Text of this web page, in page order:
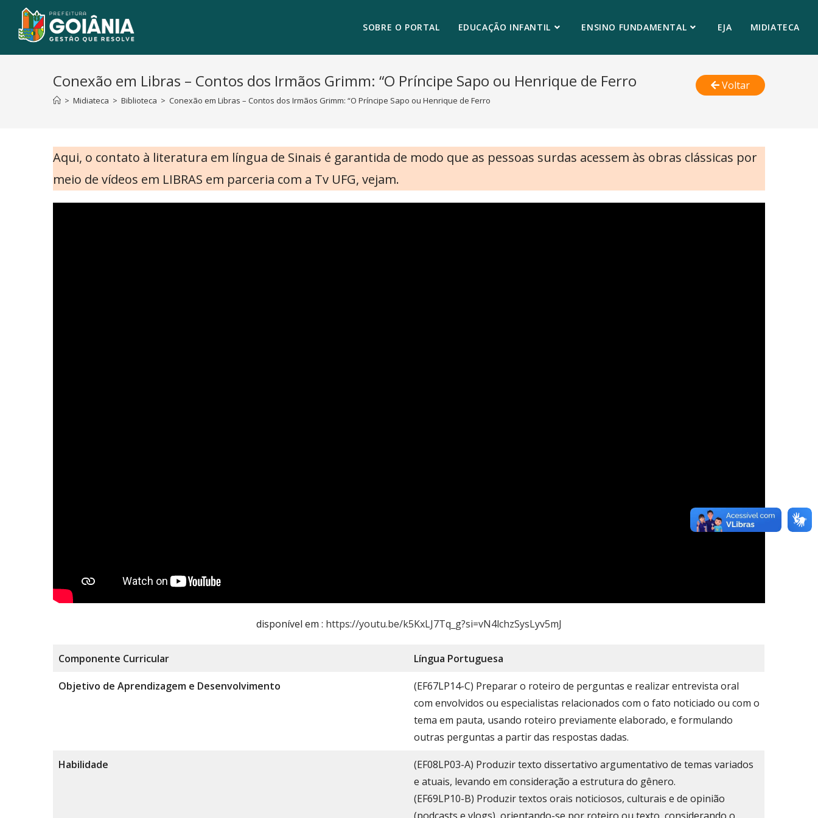
SOBRE O PORTAL EDUCAÇÃO INFANTIL ENSINO FUNDAMENTAL EJA MIDIATECA
Conexão em Libras – Contos dos Irmãos Grimm: “O Príncipe Sapo ou Henrique de Ferro
> Midiateca > Biblioteca > Conexão em Libras – Contos dos Irmãos Grimm: “O Príncipe Sapo ou Henrique de Ferro
Voltar
Aqui, o contato à literatura em língua de Sinais é garantida de modo que as pessoas surdas acessem às obras clássicas por
meio de vídeos em LIBRAS em parceria com a Tv UFG, vejam.
disponível em : https://youtu.be/k5KxLJ7Tq_g?si=vN4lchzSysLyv5mJ
Componente Curricular Língua Portuguesa
Objetivo de Aprendizagem e Desenvolvimento
(EF67LP14-C) Preparar o roteiro de perguntas e realizar entrevista oral
com envolvidos ou especialistas relacionados com o fato noticiado ou com o
tema em pauta, usando roteiro previamente elaborado, e formulando
outras perguntas a partir das respostas dadas.
Habilidade
(EF08LP03-A) Produzir texto dissertativo argumentativo de temas variados
e atuais, levando em consideração a estrutura do gênero.
(EF69LP10-B) Produzir textos orais noticiosos, culturais e de opinião